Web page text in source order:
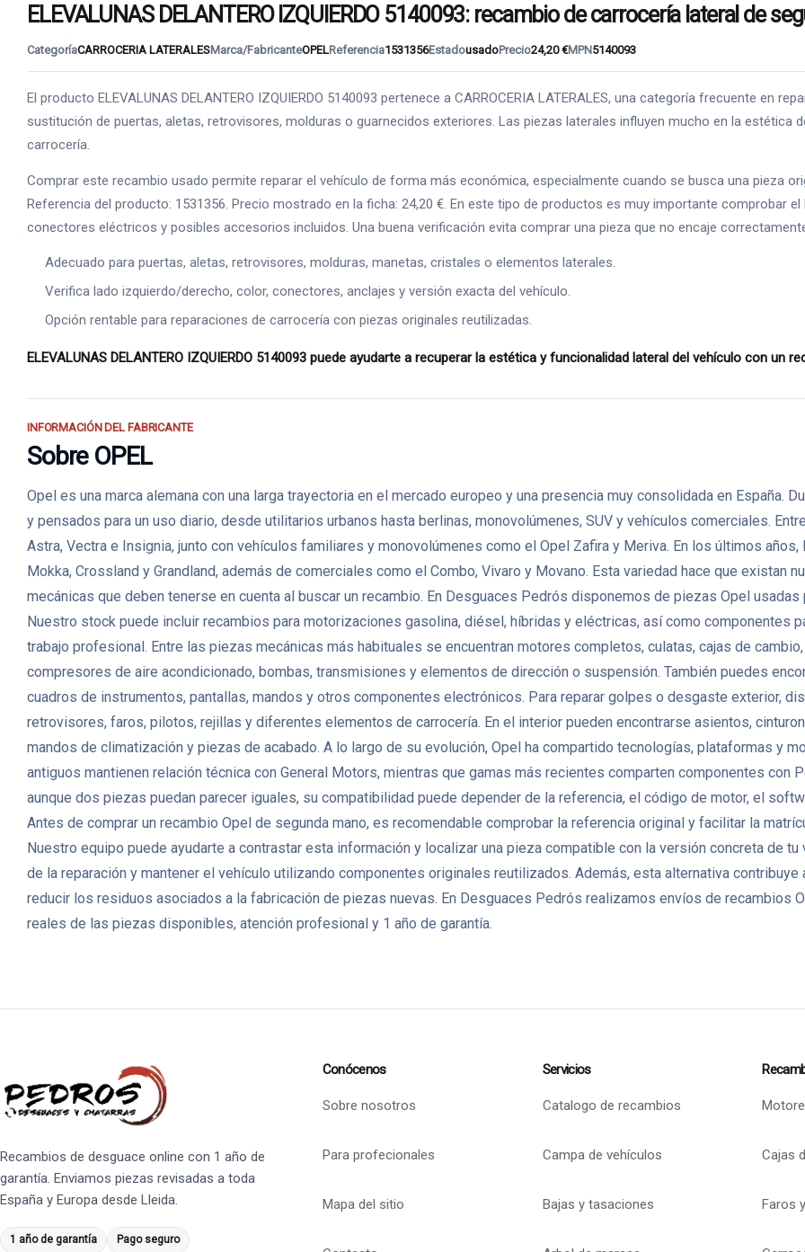
ELEVALUNAS DELANTERO IZQUIERDO 5140093: recambio de carrocería lateral de
CategoríaCARROCERIA LATERALESMarca/FabricanteOPELReferencia1531356EstadousadoPrecio24,20 €MPN5140093
El producto ELEVALUNAS DELANTERO IZQUIERDO 5140093 pertenece a CARROCERIA LATERALES, una categoría frecuente en
sustitución de puertas, aletas, retrovisores, molduras o guarnecidos exteriores. Las piezas laterales influyen mucho en la estética
carrocería.
Comprar este recambio usado permite reparar el vehículo de forma más económica, especialmente cuando se busca una pieza
Referencia del producto: 1531356. Precio mostrado en la ficha: 24,20 €. En este tipo de productos es muy importante comprobar
conectores eléctricos y posibles accesorios incluidos. Una buena verificación evita comprar una pieza que no encaje
Adecuado para puertas, aletas, retrovisores, molduras, manetas, cristales o elementos laterales.
Verifica lado izquierdo/derecho, color, conectores, anclajes y versión exacta del vehículo.
Opción rentable para reparaciones de carrocería con piezas originales reutilizadas.
ELEVALUNAS DELANTERO IZQUIERDO 5140093 puede ayudarte a recuperar la estética y funcionalidad lateral del vehículo con
INFORMACIÓN DEL FABRICANTE
Sobre OPEL
Opel es una marca alemana con una larga trayectoria en el mercado europeo y una presencia muy consolidada en España.
y pensados para un uso diario, desde utilitarios urbanos hasta berlinas, monovolúmenes, SUV y vehículos comerciales.
Astra, Vectra e Insignia, junto con vehículos familiares y monovolúmenes como el Opel Zafira y Meriva. En los últimos
Mokka, Crossland y Grandland, además de comerciales como el Combo, Vivaro y Movano. Esta variedad hace que existan
mecánicas que deben tenerse en cuenta al buscar un recambio. En Desguaces Pedrós disponemos de piezas Opel
Nuestro stock puede incluir recambios para motorizaciones gasolina, diésel, híbridas y eléctricas, así como componentes
trabajo profesional. Entre las piezas mecánicas más habituales se encuentran motores completos, culatas, cajas de
compresores de aire acondicionado, bombas, transmisiones y elementos de dirección o suspensión. También puedes
cuadros de instrumentos, pantallas, mandos y otros componentes electrónicos. Para reparar golpes o desgaste exterior,
retrovisores, faros, pilotos, rejillas y diferentes elementos de carrocería. En el interior pueden encontrarse asientos,
mandos de climatización y piezas de acabado. A lo largo de su evolución, Opel ha compartido tecnologías, plataformas y
antiguos mantienen relación técnica con General Motors, mientras que gamas más recientes comparten componentes con
aunque dos piezas puedan parecer iguales, su compatibilidad puede depender de la referencia, el código de motor, el
Antes de comprar un recambio Opel de segunda mano, es recomendable comprobar la referencia original y facilitar la
Nuestro equipo puede ayudarte a contrastar esta información y localizar una pieza compatible con la versión concreta de
de la reparación y mantener el vehículo utilizando componentes originales reutilizados. Además, esta alternativa
reducir los residuos asociados a la fabricación de piezas nuevas. En Desguaces Pedrós realizamos envíos de recambios
reales de las piezas disponibles, atención profesional y 1 año de garantía.
Recambios de desguace online con 1 año de
garantía. Enviamos piezas revisadas a toda
España y Europa desde Lleida.
1 año de garantía Pago seguro
Conócenos
Sobre nosotros
Para profecionales
Mapa del sitio
Servicios
Catalogo de recambios
Campa de vehículos
Bajas y tasaciones
Cajas
Faros